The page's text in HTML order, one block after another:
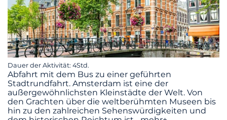
Dauer der Aktivität: 4Std.
Abfahrt mit dem Bus zu einer geführten
Stadtrundfahrt. Amsterdam ist eine der
außergewöhnlichsten Kleinstädte der Welt. Von
den Grachten über die weltberühmten Museen bis
hin zu den zahlreichen Sehenswürdigkeiten und